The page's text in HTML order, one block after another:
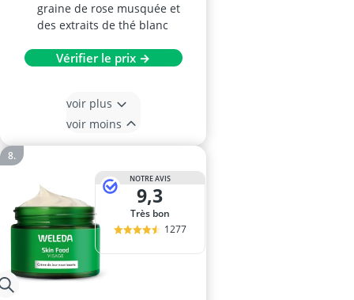
graine de rose musquée et
des extraits de thé blanc
Vérifier le prix →
voir plus
voir moins
NOTRE AVIS
9,3
Très bon
1277